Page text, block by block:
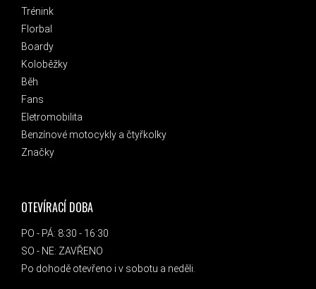
Trénink
Florbal
Boardy
Koloběžky
Běh
Fans
Eletromobilita
Benzínové motocykly a čtyřkolky
Značky
OTEVÍRACÍ DOBA
PO - PÁ: 8:30 - 16:30
SO - NE: ZAVŘENO
Po dohodě otevřeno i v sobotu a neděli.